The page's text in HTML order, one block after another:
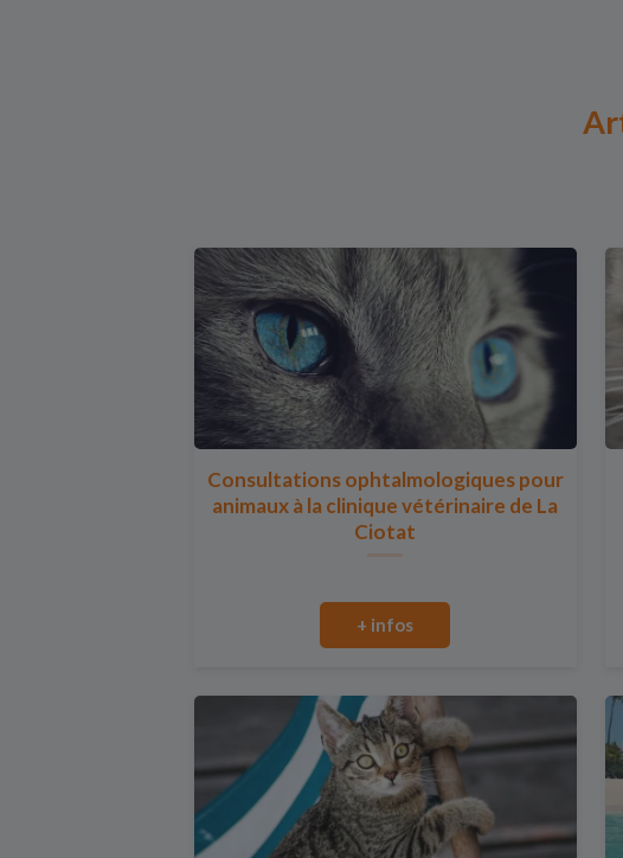
Consultations ophtalmologiques pour
animaux à la clinique vétérinaire de La
Ciotat
+ infos